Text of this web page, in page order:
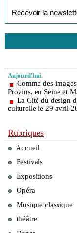
Aujourd'hui
Comme des
Provins, en Seine et
La Cité du design
culturelle le 29 avril
Rubriques
Accueil
Festivals
Expositions
Opéra
Musique classique
théâtre